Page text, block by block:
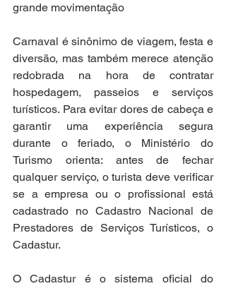
grande movimentação
Carnaval é sinônimo de viagem, festa e
diversão, mas também merece atenção
redobrada na hora de contratar
hospedagem, passeios e serviços
turísticos. Para evitar dores de cabeça e
garantir uma experiência segura
durante o feriado, o Ministério do
Turismo orienta: antes de fechar
qualquer serviço, o turista deve verificar
se a empresa ou o profissional está
cadastrado no Cadastro Nacional de
Prestadores de Serviços Turísticos, o
Cadastur.
O Cadastur é o sistema oficial do